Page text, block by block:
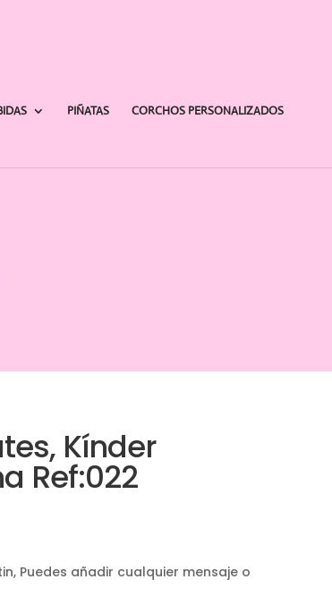
PIÑATAS CORCHOS PERSONALIZADOS
Kínder
Ref:022
Puedes añadir cualquier mensaje o